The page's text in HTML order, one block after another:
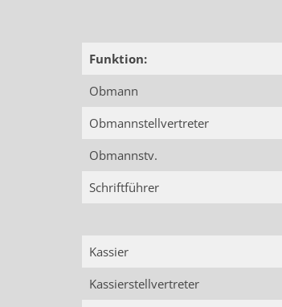
Funktion:
Obmann
Obmannstellvertreter
Obmannstv.
Schriftführer
Kassier
Kassierstellvertreter